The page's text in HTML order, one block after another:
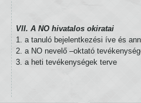
VII. A NO hivatalos okiratai
1. a tanuló bejelentkezési íve és
2. a NO nevelő –oktató
3. a heti tevékenységek terve